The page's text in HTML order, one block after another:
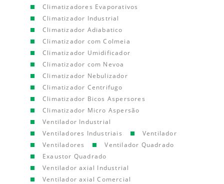
Climatizadores Evaporativos
Climatizador Industrial
Climatizador Adiabatico
Climatizador com Colmeia
Climatizador Umidificador
Climatizador com Nevoa
Climatizador Nebulizador
Climatizador Centrifugo
Climatizador Bicos Aspersores
Climatizador Micro Aspersão
Ventilador Industrial
Ventiladores Industriais
Ventilador
Ventiladores
Ventilador Quadrado
Exaustor Quadrado
Ventilador axial Industrial
Ventilador axial Comercial